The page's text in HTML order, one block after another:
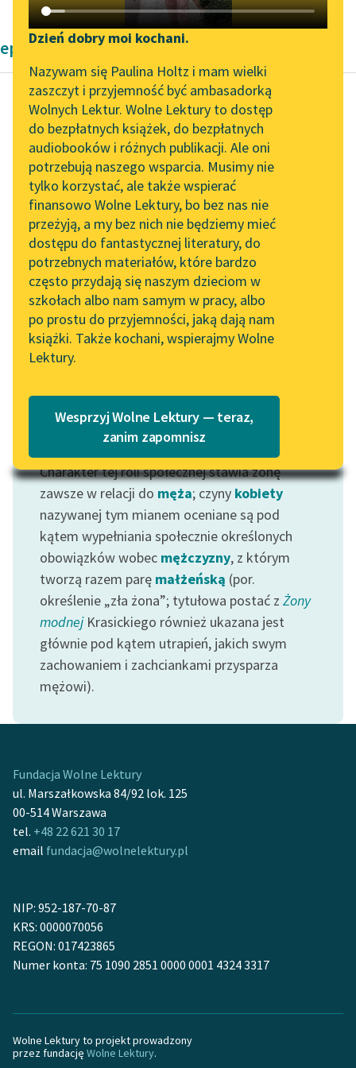
Katalog DAISY
Podkasty o książkach
Zgłoś brak utworu
Aktualności
„Prokurator Alicja Horn”
do słuchania
Byliśmy częścią AI Impact
Lab
Zapraszamy na spotkanie
online z tłumaczkami
literatury skandynawskiej
Spotkanie z Katarzyną
Tunkiel w Oslo
102. lata temu zmarł
Joseph Conrad
Lektury szkolne i klasyka
literatury do słuchania dla
uczennic i uczniów z
niepełnosprawnościami
E-kolekcja lektur
szkolnych i literatury do
słuchania dla uczennic i
uczniów z
niepełnosprawnościami
Feministyczne inspiracje.
Popularyzacja
skandynawskiej literatury
feministycznej
Ręce pełne poezji
twórców przechodzących
do domeny publicznej,
lektur szkolnych oraz
Starego Testamentu
Odkurzamy bohaterów
Lektur
Narzędzia
Mapa Wolnych Lektur
Leśmianator
Przewodnik dla piszących i
czytających
API
OAI-PMH
Widget Wolnych Lektur
Przypisy
Katalog w formacie PDF
O nas
O projekcie
Zespół
Dzień dobry moi kochani.
Nazywam się Paulina Holtz i mam wielki
zaszczyt i przyjemność być ambasadorką
Wolnych Lektur. Wolne Lektury to dostęp
do bezpłatnych książek, do bezpłatnych
audiobooków i różnych publikacji. Ale oni
potrzebują naszego wsparcia. Musimy nie
tylko korzystać, ale także wspierać
finansowo Wolne Lektury, bo bez nas nie
przeżyją, a my bez nich nie będziemy mieć
dostępu do fantastycznej literatury, do
potrzebnych materiałów, które bardzo
często przydają się naszym dzieciom w
szkołach albo nam samym w pracy, albo
po prostu do przyjemności, jaką dają nam
książki. Także kochani, wspierajmy Wolne
Lektury.
Wesprzyj Wolne Lektury — teraz,
zanim zapomnisz
eposy Torquata Tassa
Torquato Tasso
Jerozolima
wyzwolona
poważny Orkan z
drugiey strony
Wstał, urodzony ze
krwie zawołaney.
Mąż to beł wielki, ale...
Czytaj więcej
Motyw: Żona
Charakter tej roli społecznej stawia żonę
zawsze w relacji do męża; czyny kobiety
nazywanej tym mianem oceniane są pod
kątem wypełniania społecznie określonych
obowiązków wobec mężczyzny, z którym
tworzą razem parę małżeńską (por.
określenie „zła żona”; tytułowa postać z Żony
modnejKrasickiego również ukazana jest
głównie pod kątem utrapień, jakich swym
zachowaniem i zachciankami przysparza
mężowi).
Fundacja Wolne Lektury
ul. Marszałkowska 84/92 lok. 125
00-514 Warszawa
tel. +48 22 621 30 17
email fundacja@wolnelektury.pl
NIP: 952-187-70-87
KRS: 0000070056
REGON: 017423865
Numer konta: 75 1090 2851 0000 0001 4324 3317
Wolne Lektury to projekt prowadzony
przez fundację Wolne Lektury.